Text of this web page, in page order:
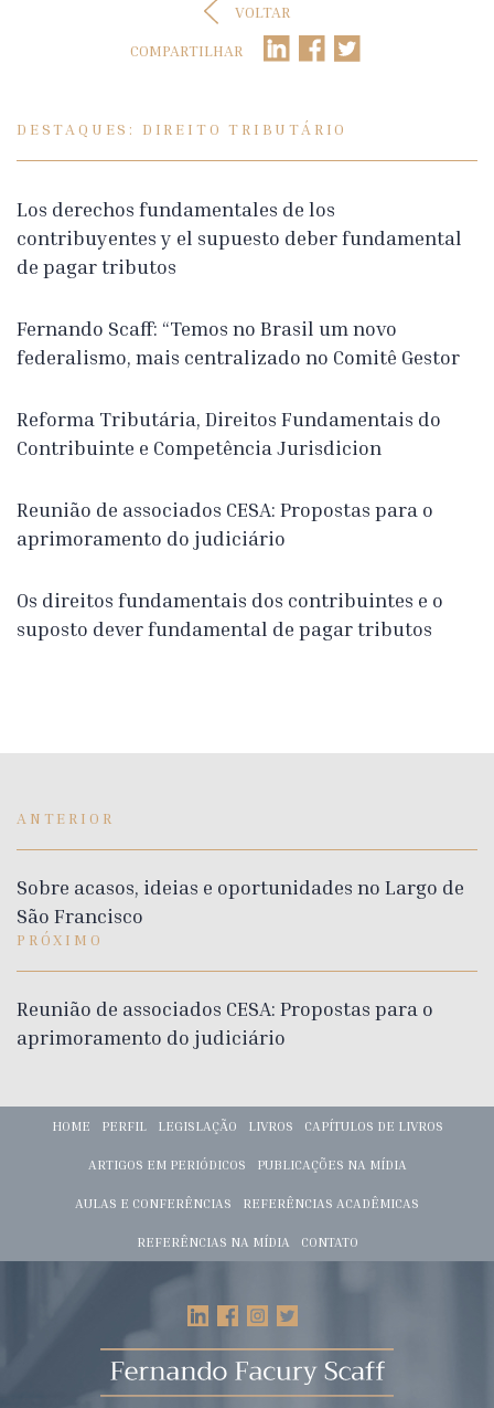
VOLTAR
COMPARTILHAR
DESTAQUES: DIREITO TRIBUTÁRIO
Los derechos fundamentales de los
contribuyentes y el supuesto deber fundamental
de pagar tributos
Fernando Scaff: “Temos no Brasil um novo
federalismo, mais centralizado no Comitê Gestor
Reforma Tributária, Direitos Fundamentais do
Contribuinte e Competência Jurisdicion
Reunião de associados CESA: Propostas para o
aprimoramento do judiciário
Os direitos fundamentais dos contribuintes e o
suposto dever fundamental de pagar tributos
ANTERIOR
Sobre acasos, ideias e oportunidades no Largo de
São Francisco
PRÓXIMO
Reunião de associados CESA: Propostas para o
aprimoramento do judiciário
HOME PERFIL LEGISLAÇÃO LIVROS CAPÍTULOS DE LIVROS
ARTIGOS EM PERIÓDICOS PUBLICAÇÕES NA MÍDIA
AULAS E CONFERÊNCIAS REFERÊNCIAS ACADÊMICAS
REFERÊNCIAS NA MÍDIA CONTATO